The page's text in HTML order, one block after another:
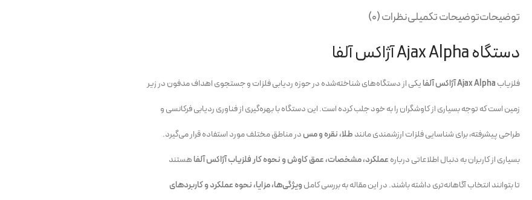
توضیحاتتوضیحات تکمیلینظرات (0)
دستگاه Ajax Alpha آژاکس آلفا
فلزیابAjax Alpha آژاکس آلفا
یکی از دستگاه‌های شناخته‌شده در حوزه ردیابی فلزات و جستجوی اهداف مدفون در زیر
زمین است که توجه بسیاری از کاوشگران را به خود جلب کرده است. این دستگاه با بهره‌گیری از فناوری ردیابی فرکانسی و
طراحی پیشرفته، برای شناسایی فلزات ارزشمندی مانندطلا، نقره و مسدر مناطق مختلف مورد استفاده قرار می‌گیرد.
بسیاری از کاربران به دنبال اطلاعاتی دربارهعملکرد، مشخصات، عمق کاوش و نحوه کار فلزیاب آژاکس آلفاهستند
تا بتوانند انتخاب آگاهانه‌تری داشته باشند. در این مقاله به بررسی کاملویژگی‌ها، مزایا، نحوه عملکرد و کاربردهای